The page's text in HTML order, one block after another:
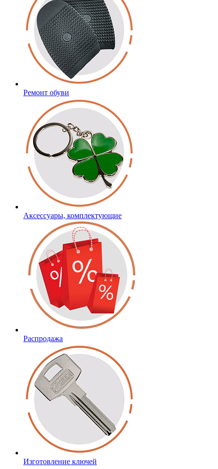
Ремонт обуви
Аксессуары, комплектующие
Распродажа
Изготовление ключей